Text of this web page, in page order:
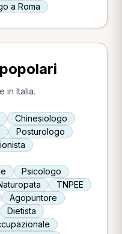
a Roma
in Italia.
Chinesiologo
Posturologo
Psicologo
TNPEE
Agopuntore
Dietista